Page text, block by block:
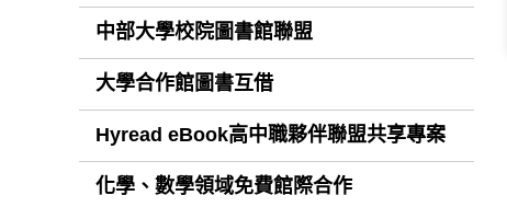
中部大學校院圖書館聯盟
大學合作館圖書互借
Hyread eBook高中職夥伴聯盟共享專案
化學、數學領域免費館際合作